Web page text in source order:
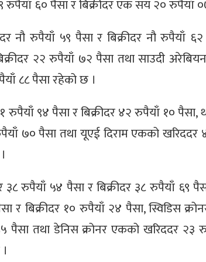
६० पैसा र बिक्रीदर एक सय २० रुपैयाँ
नौ रुपैयाँ ५९ पैसा र बिक्रीदर नौ रुपैयाँ
२२ रुपैयाँ ७२ पैसा तथा साउदी
८८ पैसा रहेको छ ।
रुपैयाँ ९४ पैसा र बिक्रीदर ४२ रुपैयाँ १० पैसा,
७० पैसा तथा यूएई दिराम एकको खरिददर
रुपैयाँ ५४ पैसा र बिक्रीदर ३८ रुपैयाँ ६९
र बिक्रीदर १० रुपैयाँ २४ पैसा, स्विडिस
पैसा तथा डेनिस क्रोनर एकको खरिददर २३